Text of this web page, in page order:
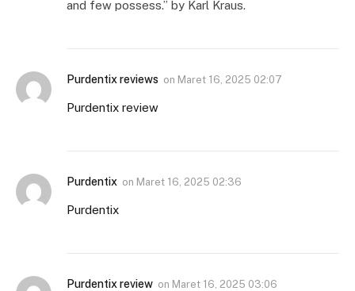
and few possess.” by Karl Kraus.
Purdentix reviews on Maret 16, 2025 02:07
Purdentix review
Purdentix on Maret 16, 2025 02:36
Purdentix
Purdentix review on Maret 16, 2025 03:06